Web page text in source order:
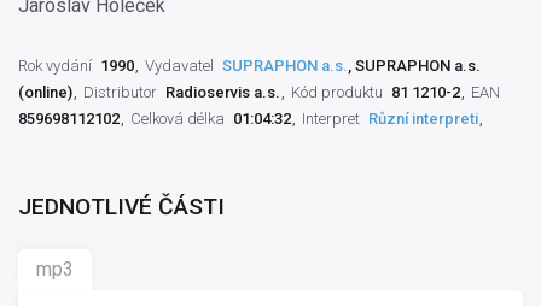
Jaroslav Holeček
Rok vydání 1990 Vydavatel SUPRAPHON a.s., SUPRAPHON a.s.
(online)
Distributor Radioservis a.s. Kód produktu 81 1210-2
EAN
859698112102
Celková délka 01:04:32 Interpret Různí interpreti
JEDNOTLIVÉ ČÁSTI
mp3